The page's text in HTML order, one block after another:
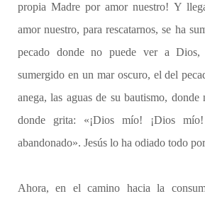
propia Madre por amor nuestro! Y
amor nuestro, para rescatarnos, se ha
pecado donde no puede ver a
sumergido en un mar oscuro, el del
anega, las aguas de su bautismo,
donde grita: «¡Dios mío! ¡Dios
abandonado». Jesús lo ha odiado todo
Ahora, en el camino hacia la